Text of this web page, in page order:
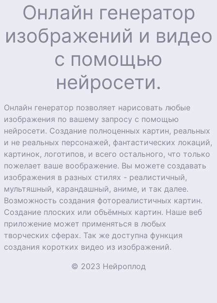
Онлайн генератор
изображений и видео
с помощью
нейросети.
Онлайн генератор позволяет нарисовать любые
изображения по вашему запросу с помощью
нейросети. Создание полноценных картин, реальных
и не реальных персонажей, фантастических локаций,
картинок, логотипов, и всего остального, что только
пожелает ваше воображение. Вы можете создавать
изображения в разных стилях - реалистичный,
мультяшный, карандашный, аниме, и так далее.
Возможность создания фотореалистичных картин.
Создание плоских или объёмных картин. Наше веб
приложение может применяться в любых
творческих сферах. Так же доступна функция
создания коротких видео из изображений.
© 2023 Нейроплод